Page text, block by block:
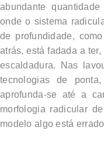
abundante
onde o sistema
de profundidade,
atrás, está fadada a
escaldadura. Nas
tecnologias de
aprofunda-se até a
morfologia radicular
modelo algo está